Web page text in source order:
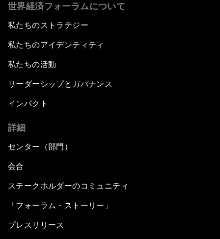
世界経済フォーラムについて
私たちのストラテジー
私たちのアイデンティティ
私たちの活動
リーダーシップとガバナンス
インパクト
詳細
センター（部門）
会合
ステークホルダーのコミュニティ
「フォーラム・ストーリー」
プレスリリース